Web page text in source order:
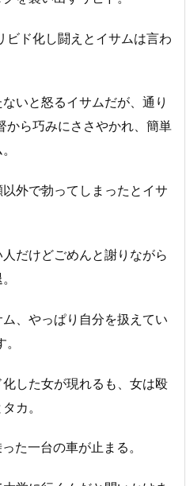
ビド化し闘えとイサムは言わ
いと怒るイサムだが、通り
から巧みにささやかれ、簡単
外で勃ってしまったとイサ
だけどごめんと謝りながら
、やっぱり自分を扱えてい
した女が現れるも、女は殴
カ。
た一台の車が止まる。